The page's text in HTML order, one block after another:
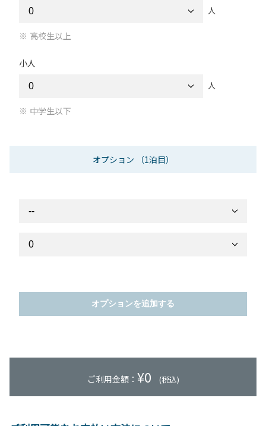
人
高校生以上
小人
人
中学生以下
オプション （1泊目）
オプションを追加する
ご利用金額： ¥0 (税込)